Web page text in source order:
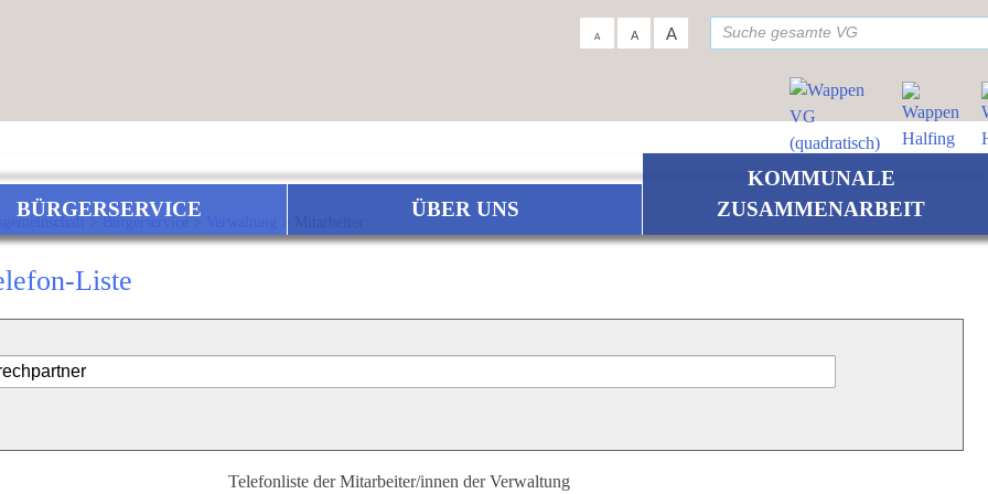
A A A
BÜRGERSERVICE ÜBER UNS
KOMMUNALE
ZUSAMMENARBEIT
>Bürgerservice>
Liste
Telefonliste der Mitarbeiter/innen der Verwaltung